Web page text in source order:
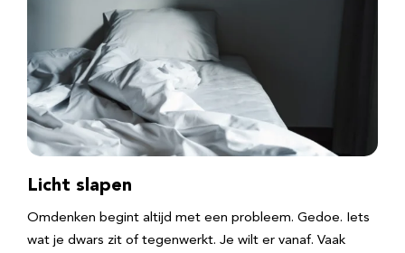
Licht slapen
Omdenken begint altijd met een probleem. Gedoe. Iets
wat je dwars zit of tegenwerkt. Je wilt er vanaf. Vaak